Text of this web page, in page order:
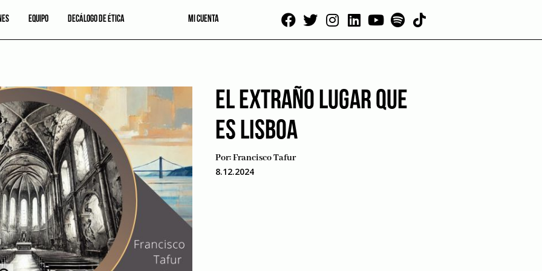
EQUIPO DECÁLOGO DE ÉTICA MI CUENTA
EL EXTRAÑO LUGAR QUE
ES LISBOA
Por:Francisco Tafur
8.12.2024